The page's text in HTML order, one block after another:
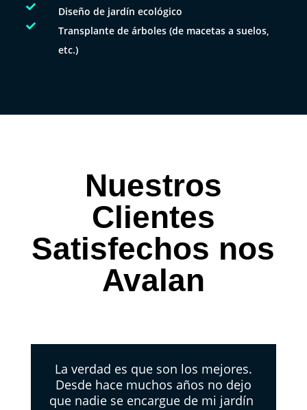
 Diseño de jardín ecológico

Transplante de árboles (de macetas a suelos,
etc.)
Nuestros
Clientes
Satisfechos nos
Avalan
La verdad es que son los mejores.
Desde hace muchos años no dejo
que nadie se encargue de mi jardín